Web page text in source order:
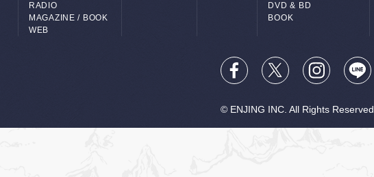
RADIO
MAGAZINE / BOOK
WEB
DVD & BD
BOOK
© ENJING INC. All Rights Reserved.